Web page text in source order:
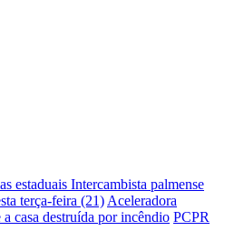
estaduais Intercambista palmense
terça-feira (21) Aceleradora
casa destruída por incêndio PCPR